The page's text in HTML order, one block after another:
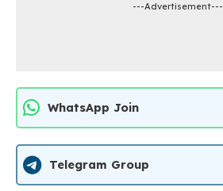
---Advertisement---
WhatsApp Join
Telegram Group